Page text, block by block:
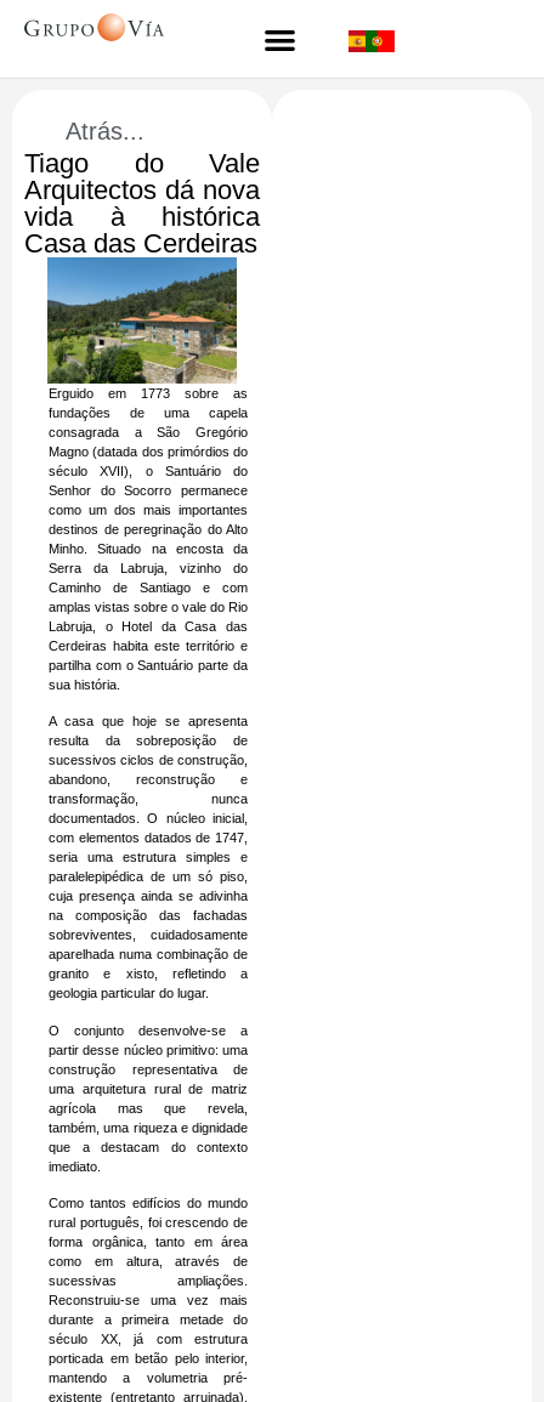
Atrás...
Tiago do Vale
Arquitectos dá nova
vida à histórica
Casa das Cerdeiras
Erguido em 1773 sobre as
fundações de uma capela
consagrada a São Gregório
Magno (datada dos primórdios do
século XVII), o Santuário do
Senhor do Socorro permanece
como um dos mais importantes
destinos de peregrinação do Alto
Minho. Situado na encosta da
Serra da Labruja, vizinho do
Caminho de Santiago e com
amplas vistas sobre o vale do Rio
Labruja, o Hotel da Casa das
Cerdeiras habita este território e
partilha com o Santuário parte da
sua história.
A casa que hoje se apresenta
resulta da sobreposição de
sucessivos ciclos de construção,
abandono, reconstrução e
transformação, nunca
documentados. O núcleo inicial,
com elementos datados de 1747,
seria uma estrutura simples e
paralelepipédica de um só piso,
cuja presença ainda se adivinha
na composição das fachadas
sobreviventes, cuidadosamente
aparelhada numa combinação de
granito e xisto, refletindo a
geologia particular do lugar.
O conjunto desenvolve-se a
partir desse núcleo primitivo: uma
construção representativa de
uma arquitetura rural de matriz
agrícola mas que revela,
também, uma riqueza e dignidade
que a destacam do contexto
imediato.
Como tantos edifícios do mundo
rural português, foi crescendo de
forma orgânica, tanto em área
como em altura, através de
sucessivas ampliações.
Reconstruiu-se uma vez mais
durante a primeira metade do
século XX, já com estrutura
porticada em betão pelo interior,
mantendo a volumetria pré-
existente (entretanto arruinada),